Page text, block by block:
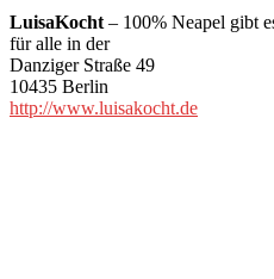
LuisaKocht – 100% Neapel gibt
für alle in der
Danziger Straße 49
10435 Berlin
http://www.luisakocht.de